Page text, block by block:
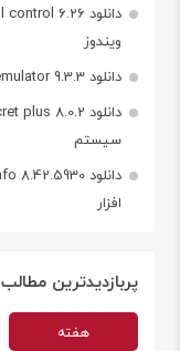
ویندوز
دانلود memu android emulator 9.3.3 شبیه ساز اندروید در ویندوز
سیستم
افزار
پربازدیدترین مطالب
هفته